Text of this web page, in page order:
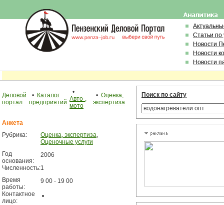
Статьи по
Новости
Новости
Новости
Деловой
портал
• Каталог
предприятий
•
Авто-,
мото
• Оценка,
экспертиза
Анкета
Рубрика:
Оценка, экспертиза,
Оценочные услуги
Год
основания:
2006
Численность:1
Время
работы:
9 00 - 19 00
Контактное
лицо:
Поиск по сайту